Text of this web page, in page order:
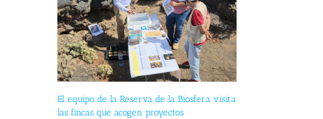
El equipo de la Reserva de la Biosfera visita
las fincas que acogen proyectos